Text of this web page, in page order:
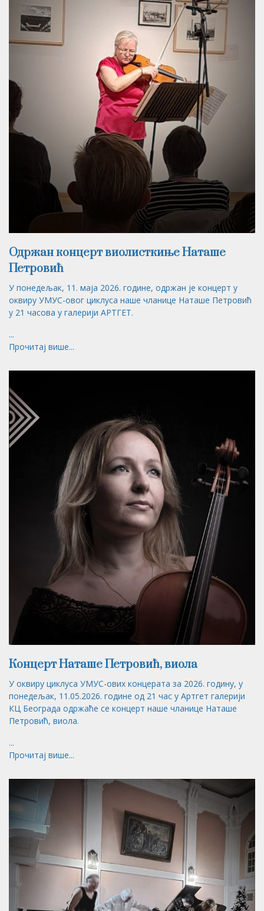
Одржан концерт виолисткиње Наташе
Петровић
У понедељак, 11. маја 2026. године, одржан је концерт у
оквиру УМУС-овог циклуса наше чланице Наташе Петровић
у 21 часова у галерији АРТГЕТ.
...
Прочитај више...
Концерт Наташе Петровић, виола
У оквиру циклуса УМУС-ових концерата за 2026. годину, у
понедељак, 11.05.2026. године од 21 час у Артгет галерији
КЦ Београда одржаће се концерт наше чланице Наташе
Петровић, виола.
...
Прочитај више...